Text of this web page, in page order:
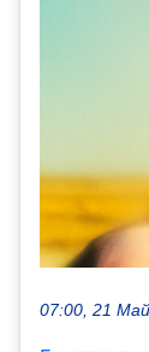
07:00, 21 Май